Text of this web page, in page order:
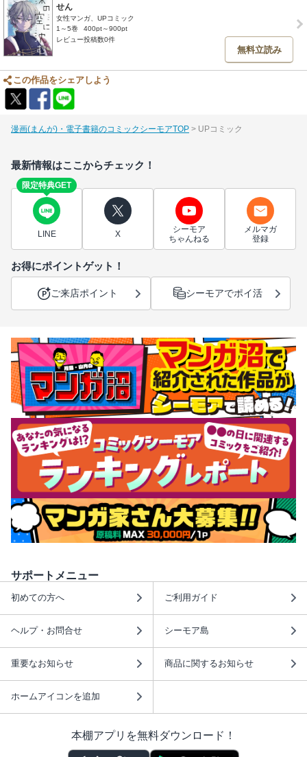
せん
女性マンガ、UPコミック
1～5巻
400pt～900pt
レビュー投稿数0件
無料立読み
この作品をシェアしよう
漫画(まんが)・電子書籍のコミックシーモアTOP UPコミック
最新情報はここからチェック！
限定特典GET
LINE X
シーモア
ちゃんねる
メルマガ
登録
お得にポイントゲット！
ご来店ポイント シーモアでポイ活
サポートメニュー
初めての方へ ご利用ガイド
ヘルプ・お問合せ シーモア島
重要なお知らせ 商品に関するお知らせ
ホームアイコンを追加
本棚アプリを無料ダウンロード！